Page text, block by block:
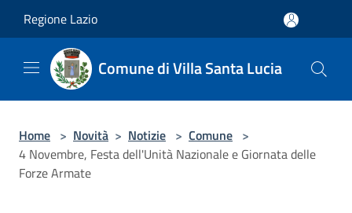
Regione Lazio
Comune di Villa Santa Lucia
Home > Novità > Notizie > Comune >
4 Novembre, Festa dell'Unità Nazionale e Giornata delle
Forze Armate